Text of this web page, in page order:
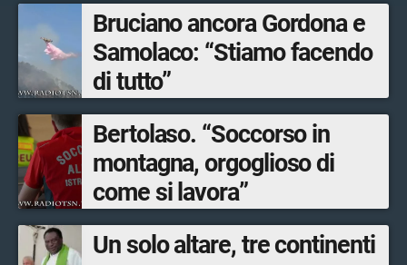
Bruciano ancora Gordona e
Samolaco: “Stiamo facendo
di tutto”
Bertolaso. “Soccorso in
montagna, orgoglioso di
come si lavora”
Un solo altare, tre continenti